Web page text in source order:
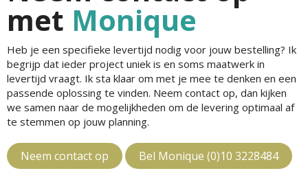
met Monique
Heb je een specifieke levertijd nodig voor jouw bestelling? Ik
begrijp dat ieder project uniek is en soms maatwerk in
levertijd vraagt. Ik sta klaar om met je mee te denken en een
passende oplossing te vinden. Neem contact op, dan kijken
we samen naar de mogelijkheden om de levering optimaal af
te stemmen op jouw planning.
Neem contact op Bel Monique (0)10 3228484